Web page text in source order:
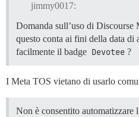
jimmy0017:
Domanda sull’uso di Discourse
questo conta ai fini della data di
facilmente il badge Devotee ?
I Meta TOS vietano di usarlo
Non è consentito automatizzare